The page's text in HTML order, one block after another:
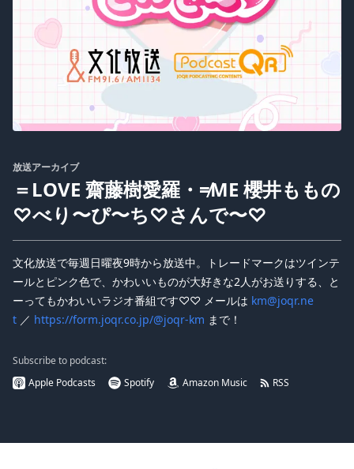
放送アーカイブ
＝LOVE 齋藤樹愛羅・≠ME 櫻井ももの
♡べり〜ぴ〜ち♡さんで〜♡
文化放送で毎週日曜夜9時から放送中。トレードマークはツインテ
ールとピンク色で、かわいいものが大好きな2人がお送りする、と
ーってもかわいいラジオ番組です♡♡ メールは km@joqr.ne
t ／ https://form.joqr.co.jp/@joqr-km まで！
Subscribe to podcast:
Apple Podcasts
Spotify Amazon Music RSS